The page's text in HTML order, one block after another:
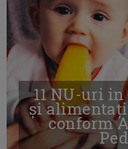
11 NU-uri
și
conform